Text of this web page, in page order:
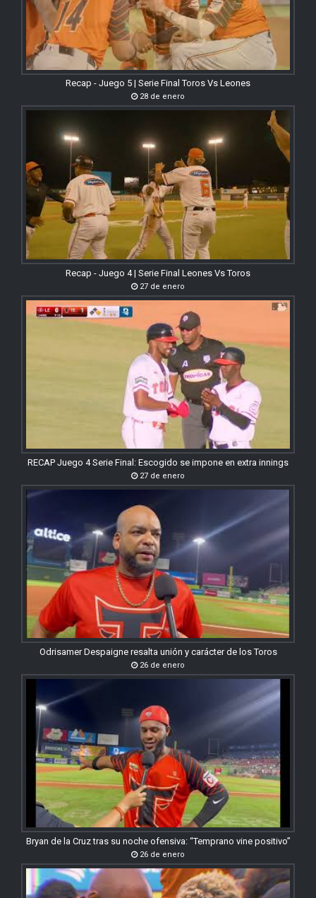
Recap - Juego 5 | Serie Final Toros Vs Leones
28 de enero
Recap - Juego 4 | Serie Final Leones Vs Toros
27 de enero
RECAP Juego 4 Serie Final: Escogido se impone en extra innings
27 de enero
Odrisamer Despaigne resalta unión y carácter de los Toros
26 de enero
Bryan de la Cruz tras su noche ofensiva: “Temprano vine positivo”
26 de enero